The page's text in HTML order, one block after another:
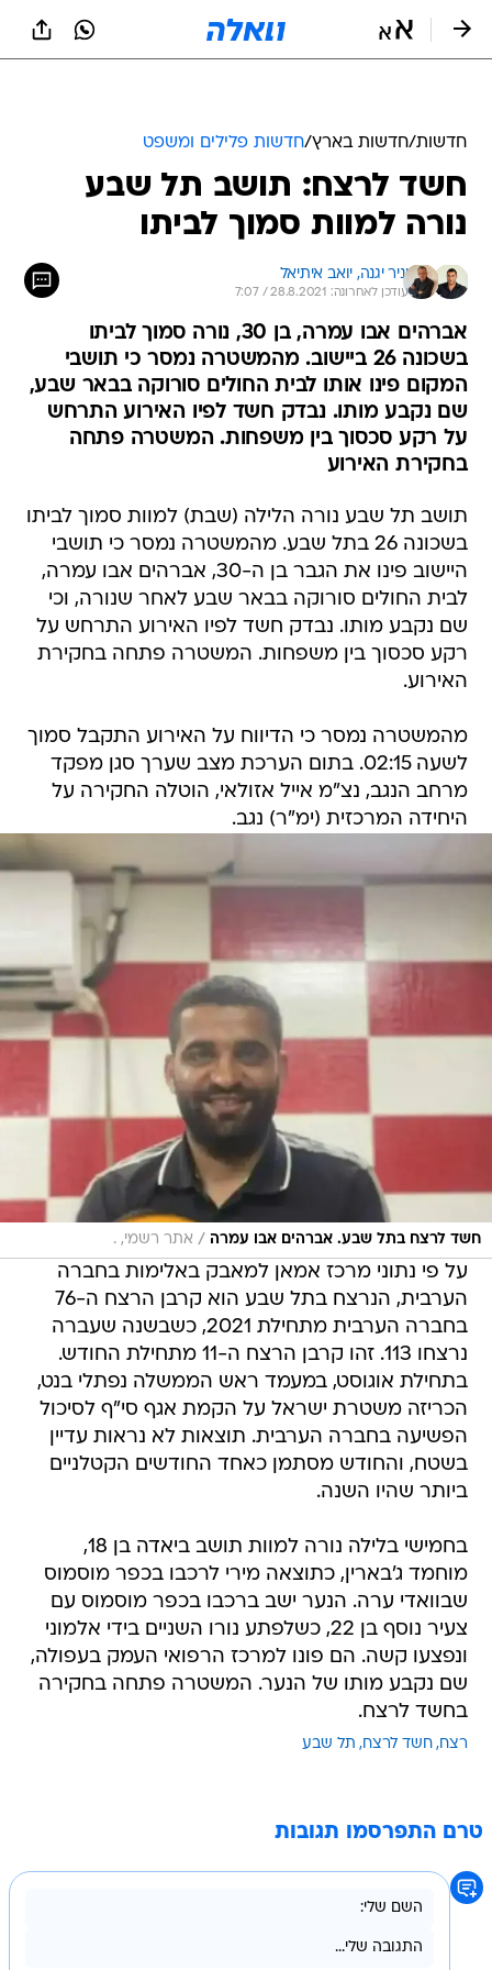
חדשות/חדשות בארץ/חדשות פלילים ומשפט
חשד לרצח: תושב תל שבע
נורה למוות סמוך לביתו
יניר יגנה, יואב איתיאל
עודכן לאחרונה: 28.8.2021 / 7:07
אברהים אבו עמרה, בן 30, נורה סמוך לביתו
בשכונה 26 ביישוב. מהמשטרה נמסר כי תושבי
המקום פינו אותו לבית החולים סורוקה בבאר שבע,
שם נקבע מותו. נבדק חשד לפיו האירוע התרחש
על רקע סכסוך בין משפחות. המשטרה פתחה
בחקירת האירוע
תושב תל שבע נורה הלילה (שבת) למוות סמוך לביתו
בשכונה 26 בתל שבע. מהמשטרה נמסר כי תושבי
היישוב פינו את הגבר בן ה-30, אברהים אבו עמרה,
לבית החולים סורוקה בבאר שבע לאחר שנורה, וכי
שם נקבע מותו. נבדק חשד לפיו האירוע התרחש על
רקע סכסוך בין משפחות. המשטרה פתחה בחקירת
האירוע.
מהמשטרה נמסר כי הדיווח על האירוע התקבל סמוך
לשעה 02:15. בתום הערכת מצב שערך סגן מפקד
מרחב הנגב, נצ"מ אייל אזולאי, הוטלה החקירה על
היחידה המרכזית (ימ"ר) נגב.
חשד לרצח בתל שבע. אברהים אבו עמרה / אתר רשמי, .
על פי נתוני מרכז אמאן למאבק באלימות בחברה
הערבית, הנרצח בתל שבע הוא קרבן הרצח ה-76
בחברה הערבית מתחילת 2021, כשבשנה שעברה
נרצחו 113. זהו קרבן הרצח ה-11 מתחילת החודש.
בתחילת אוגוסט, במעמד ראש הממשלה נפתלי בנט,
הכריזה משטרת ישראל על הקמת אגף סי"ף לסיכול
הפשיעה בחברה הערבית. תוצאות לא נראות עדיין
בשטח, והחודש מסתמן כאחד החודשים הקטלניים
ביותר שהיו השנה.
בחמישי בלילה נורה למוות תושב ביאדה בן 18,
מוחמד ג'בארין, כתוצאה מירי לרכבו בכפר מוסמוס
שבוואדי ערה. הנער ישב ברכבו בכפר מוסמוס עם
צעיר נוסף בן 22, כשלפתע נורו השניים בידי אלמוני
ונפצעו קשה. הם פונו למרכז הרפואי העמק בעפולה,
שם נקבע מותו של הנער. המשטרה פתחה בחקירה
בחשד לרצח.
רצח חשד לרצח תל שבע
טרם התפרסמו תגובות